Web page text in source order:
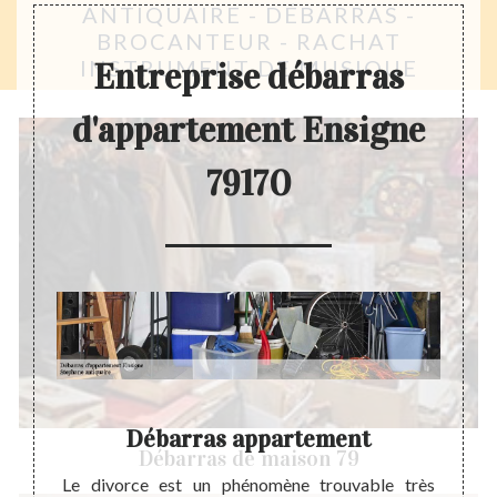
ANTIQUAIRE - DÉBARRAS -
BROCANTEUR - RACHAT
INSTRUMENT DE MUSIQUE
Débarras de maison 79
Entreprise débarras
d'appartement Ensigne
79170
il est
Débarras appartement
Le divorce est un phénomène trouvable très